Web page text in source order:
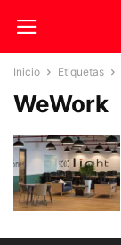
Inicio Etiquetas
WeWork